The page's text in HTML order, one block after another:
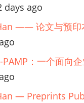
days ago
—— 论文与预印
：一个面向
— Preprints